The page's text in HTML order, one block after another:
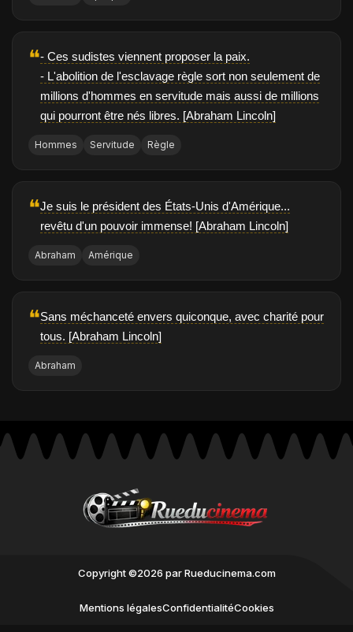
❝- Ces sudistes viennent proposer la paix.
- L'abolition de l'esclavage règle sort non seulement de
millions d'hommes en servitude mais aussi de millions
qui pourront être nés libres. [Abraham Lincoln]
Hommes Servitude Règle
❝Je suis le président des États-Unis d'Amérique...
revêtu d'un pouvoir immense! [Abraham Lincoln]
Abraham Amérique
❝Sans méchanceté envers quiconque, avec charité pour
tous. [Abraham Lincoln]
Abraham
Copyright ©2026 par Rueducinema.com
Mentions légalesConfidentialitéCookies